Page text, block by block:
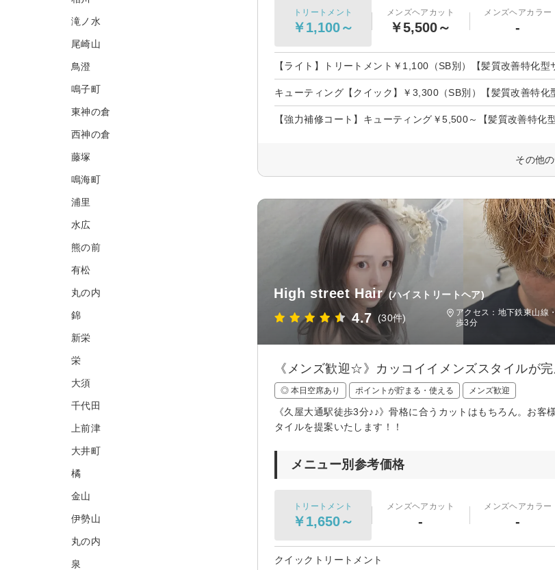
トリートメント
￥1,100～
メンズヘアカット
￥5,500～
メンズヘアカラー
-
【ライト】トリートメント￥1,100（SB別）【髪質改善特化型
キューティング【クイック】￥3,300（SB別）【髪質改善特化
【強力補修コート】キューティング￥5,500～【髪質改善特化
その他
High street Hair (ハイストリートヘア)
4.7 (30件)
アクセス：地下鉄東山
歩3分
《メンズ歓迎☆》カッコイイメンズスタイルが
◎ 本日空席あり ポイントが貯まる・使える メンズ歓迎
《久屋大通駅徒歩3分♪♪》骨格に合うカットはもちろん。お
タイルを提案いたします！！
メニュー別参考価格
トリートメント
￥1,650～
メンズヘアカット
-
メンズヘアカラー
-
クイックトリートメント
滝ノ水
尾崎山
鳥澄
鳴子町
東神の倉
西神の倉
藤塚
鳴海町
浦里
水広
熊の前
有松
丸の内
錦
新栄
栄
大須
千代田
上前津
大井町
橘
金山
伊勢山
丸の内
泉